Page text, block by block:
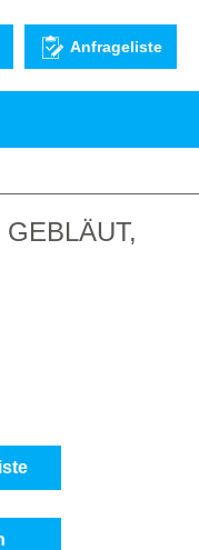
Anfrageliste
oder